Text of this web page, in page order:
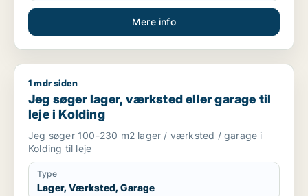
Mere info
Jeg søger lager, værksted eller garage til leje i Kolding
1 mdr siden
Jeg søger lager, værksted eller garage til
leje i Kolding
Jeg søger 100-230 m2 lager / værksted / garage i
Kolding til leje
Type
Lager, Værksted, Garage